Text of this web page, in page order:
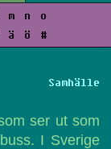
m n
o
ä ö #
Samhälle
ser ut som
I Sverige